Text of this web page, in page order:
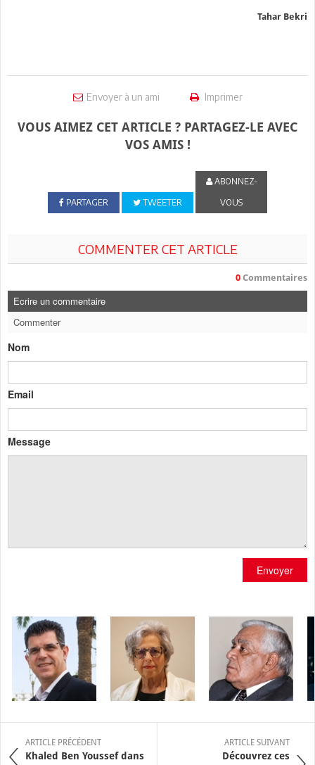
Tahar Bekri
Envoyer à un ami Imprimer
VOUS AIMEZ CET ARTICLE ? PARTAGEZ-LE AVEC
VOS AMIS !
PARTAGER TWEETER
ABONNEZ-
VOUS
COMMENTER CET ARTICLE
0 Commentaires
Ecrire un commentaire
Commenter
Nom
Email
Message
Envoyer
ARTICLE PRÉCÉDENT
Khaled Ben Youssef dans
ARTICLE SUIVANT
Découvrez ces